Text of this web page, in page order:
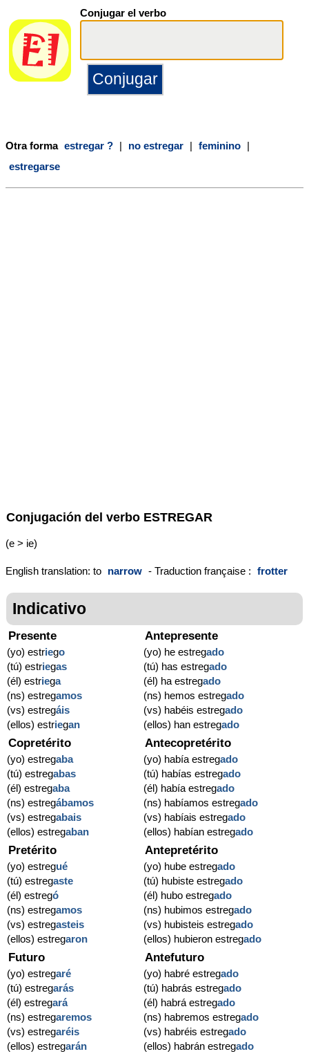
Conjugar el verbo
Otra forma estregar ? | no estregar | feminino |
estregarse
Conjugación del verbo ESTREGAR
(e > ie)
English translation: to narrow - Traduction française : frotter
Indicativo
Presente
(yo) estriego
(tú) estriegas
(él) estriega
(ns) estregamos
(vs) estregáis
(ellos) estriegan
Antepresente
(yo) he estregado
(tú) has estregado
(él) ha estregado
(ns) hemos estregado
(vs) habéis estregado
(ellos) han estregado
Copretérito
(yo) estregaba
(tú) estregabas
(él) estregaba
(ns) estregábamos
(vs) estregabais
(ellos) estregaban
Antecopretérito
(yo) había estregado
(tú) habías estregado
(él) había estregado
(ns) habíamos estregado
(vs) habíais estregado
(ellos) habían estregado
Pretérito
(yo) estregué
(tú) estregaste
(él) estregó
(ns) estregamos
(vs) estregasteis
(ellos) estregaron
Antepretérito
(yo) hube estregado
(tú) hubiste estregado
(él) hubo estregado
(ns) hubimos estregado
(vs) hubisteis estregado
(ellos) hubieron estregado
Futuro
(yo) estregaré
(tú) estregarás
(él) estregará
(ns) estregaremos
(vs) estregaréis
(ellos) estregarán
Antefuturo
(yo) habré estregado
(tú) habrás estregado
(él) habrá estregado
(ns) habremos estregado
(vs) habréis estregado
(ellos) habrán estregado